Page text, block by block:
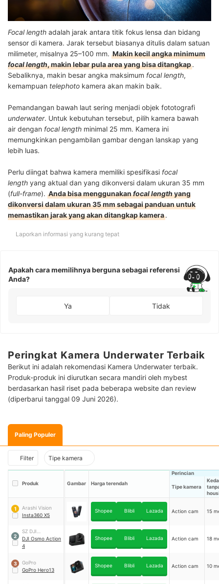
Focal length adalah jarak antara titik fokus lensa dan bidang
sensor di kamera. Jarak tersebut biasanya ditulis dalam satuan
milimeter, misalnya 25–100 mm. Makin kecil angka minimum
focal length, makin lebar pula area yang bisa ditangkap.
Sebaliknya, makin besar angka maksimum focal length,
kemampuan telephoto kamera akan makin baik.
Pemandangan bawah laut sering menjadi objek fototografi
underwater. Untuk kebutuhan tersebut, pilih kamera bawah
air dengan focal length minimal 25 mm. Kamera ini
memungkinkan pengambilan gambar dengan lanskap yang
lebih luas.
Perlu diingat bahwa kamera memiliki spesifikasi focal
length yang aktual dan yang dikonversi dalam ukuran 35 mm
(full-frame). Anda bisa menggunakanfocal lengthyang
dikonversi dalam ukuran 35 mm sebagai panduan untuk
memastikan jarak yang akan ditangkap kamera.
Laporkan informasi yang kurang tepat
Apakah cara memilihnya berguna sebagai referensi
Anda?
Ya Tidak
Peringkat Kamera Underwater Terbaik
Berikut ini adalah rekomendasi Kamera Underwater terbaik.
Produk-produk ini diurutkan secara mandiri oleh mybest
berdasarkan hasil riset pada beberapa website dan review
(diperbarui tanggal 09 Juni 2026).
Paling Populer
Filter Tipe kamera
Produk Gambar Harga terendah
Perincian
Tipe kamera
1
Arashi Vision
Insta360 X5
Shopee Blibli Lazada Action cam 15
2
SZ DJI
Technology
DJI Osmo Action
4
Shopee Blibli Lazada Action cam 18
3
GoPro
GoPro Hero13
Shopee Blibli Lazada Action cam 10